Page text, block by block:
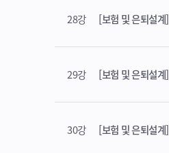
28강 [보험 및 은퇴설
29강 [보험 및 은퇴설
30강 [보험 및 은퇴설